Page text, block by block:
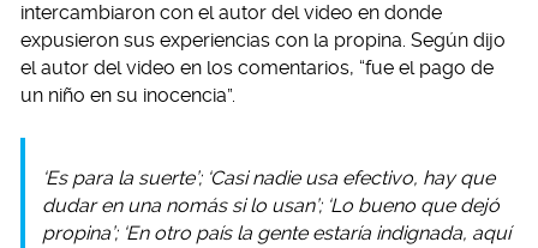
intercambiaron con el autor del video en donde
expusieron sus experiencias con la propina. Según dijo
el autor del video en los comentarios, “fue el pago de
un niño en su inocencia”.
‘Es para la suerte’; ‘Casi nadie usa efectivo, hay que
dudar en una nomás si lo usan’; ‘Lo bueno que dejó
propina’; ‘En otro país la gente estaría indignada, aquí